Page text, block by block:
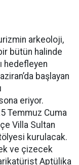
arkeoloji,
bütün halinde
hedefleyen
başlayan
eriyor.
Temmuz Cuma
Villa Sultan
kurulacak.
ve çizecek
Aptülika